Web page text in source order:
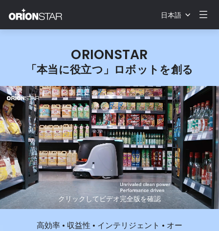
日本語
ORIONSTAR
「本当に役立つ」ロボットを創る
クリックしてビデオ完全版を確認
高効率 • 収益性 • インテリジェント • オー